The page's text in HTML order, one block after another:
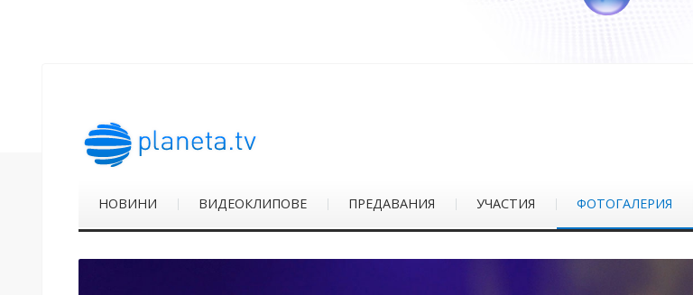
НОВИНИ ВИДЕОКЛИПОВЕ ПРЕДАВАНИЯ УЧАСТИЯ ФОТОГАЛЕРИЯ